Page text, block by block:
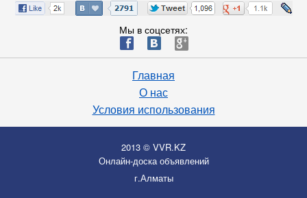
Мы в соцсетях:
ä æ è
Главная
О нас
Условия использования
2013 © VVR.KZ
Онлайн-доска объявлений
г.Алматы